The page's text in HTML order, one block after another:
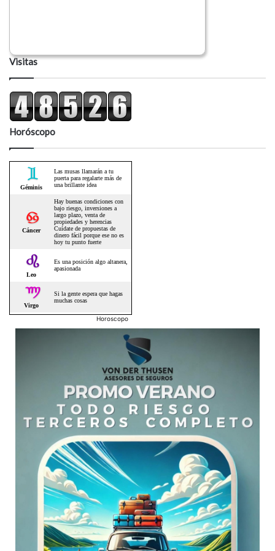
Visitas
Horóscopo
Horoscopo